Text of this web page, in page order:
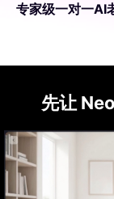
专家级一对一AI
先让